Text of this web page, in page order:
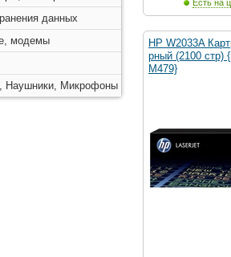
данных
модемы
Наушники, Микрофоны
Есть на
HP W2033A
рный (2100 стр)
M479}